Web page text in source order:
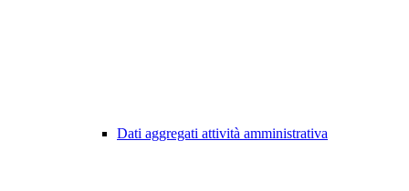
Dati aggregati attività amministrativa